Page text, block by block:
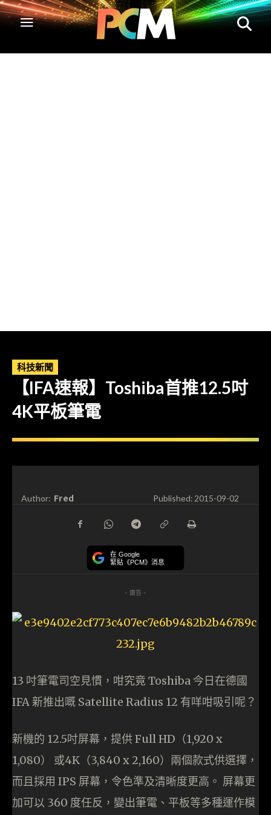
科技新聞
【IFA速報】Toshiba首推12.5吋
4K平板筆電
Author: Fred Published:2015-09-02
在 Google
緊貼《PCM》消息
- 廣告 -
13 吋筆電司空見慣，咁究竟 Toshiba 今日在德國
IFA 新推出嘅 Satellite Radius 12 有咩咁吸引呢？
新機的 12.5吋屏幕，提供 Full HD（1,920 x
1,080） 或4K（3,840 x 2,160）兩個款式供選擇，
而且採用 IPS 屏幕，令色準及清晰度更高。 屏幕更
加可以 360 度任反，變出筆電、平板等多種運作模